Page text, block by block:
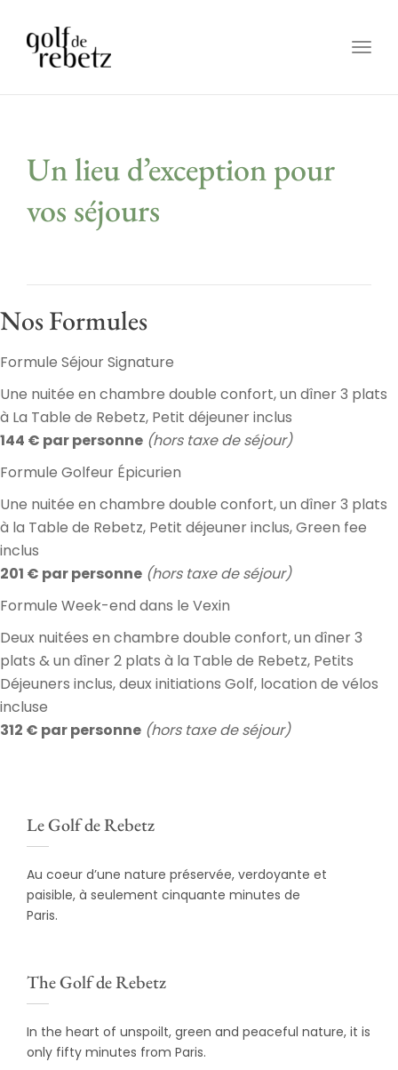
Un lieu d’exception pour
vos séjours
Nos Formules
Formule Séjour Signature
Une nuitée en chambre double confort, un dîner 3 plats
à La Table de Rebetz, Petit déjeuner inclus
144 € par personne (hors taxe de séjour)
Formule Golfeur Épicurien
Une nuitée en chambre double confort, un dîner 3 plats
à la Table de Rebetz, Petit déjeuner inclus, Green fee
inclus
201 € par personne (hors taxe de séjour)
Formule Week-end dans le Vexin
Deux nuitées en chambre double confort, un dîner 3
plats & un dîner 2 plats à la Table de Rebetz, Petits
Déjeuners inclus, deux initiations Golf, location de vélos
incluse
312 € par personne (hors taxe de séjour)
Le Golf de Rebetz
Au coeur d’une nature préservée, verdoyante et
paisible, à seulement cinquante minutes de
Paris.
The Golf de Rebetz
In the heart of unspoilt, green and peaceful nature, it is
only fifty minutes from Paris.